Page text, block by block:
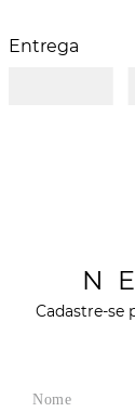
Entrega
Cadastre-se